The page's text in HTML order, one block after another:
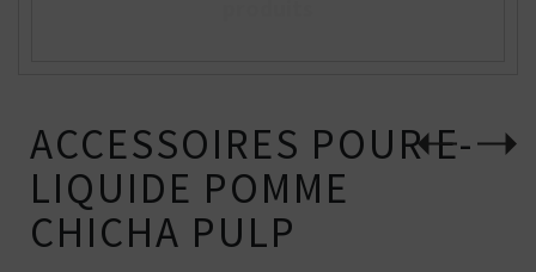
ACCESSOIRES POUR E-
LIQUIDE POMME
CHICHA PULP